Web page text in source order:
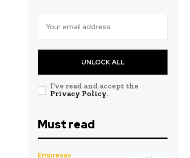
UNLOCK ALL
I've read and accept the
Privacy Policy.
Must read
Empresas